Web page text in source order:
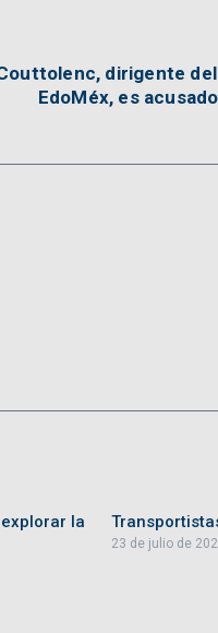
dirigente
EdoMéx, es
la
23 de julio de